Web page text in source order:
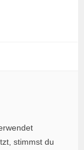
stimmst du